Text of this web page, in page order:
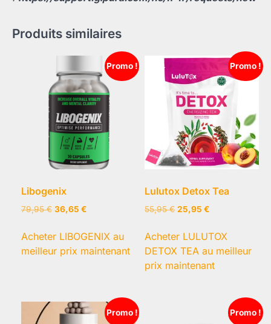
Produits similaires
Promo !
Libogenix
79,95€ Le
initial
79,95 €.
36,65 €Le
actuel
36,65 €.
Acheter LIBOGENIX au
meilleur prix maintenant
Promo !
Lulutox Detox Tea
55,95€ Le
initial
55,95 €.
25,95€Le
actuel
25,95 €.
Acheter LULUTOX
DETOX TEA au meilleur
prix maintenant
Promo ! Promo !